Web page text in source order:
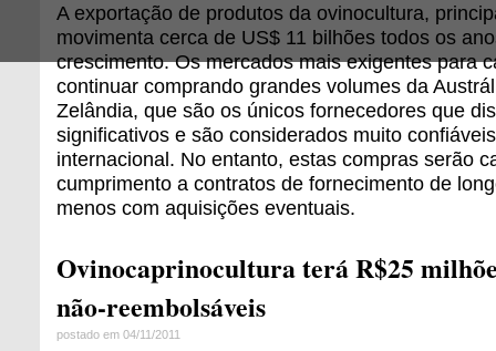
A exportação de produtos da ovinocultura,
movimenta cerca de US$ 11 bilhões todos os
crescimento. Os mercados mais exigentes para
continuar comprando grandes volumes da
Zelândia, que são os únicos fornecedores que
significativos e são considerados muito
internacional. No entanto, estas compras serão
cumprimento a contratos de fornecimento de
menos com aquisições eventuais.
Ovinocaprinocultura terá R$25
não-reembolsáveis
postado em 04/11/2011